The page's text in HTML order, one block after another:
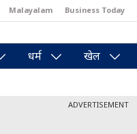
Malayalam Business Today
धर्म खेल
ADVERTISEMENT